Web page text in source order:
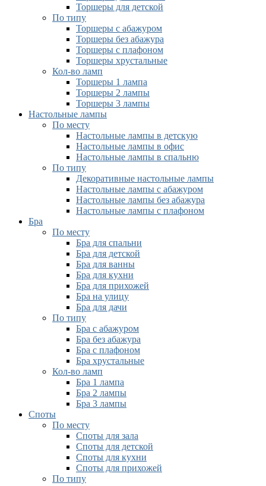
Торшеры для детской
По типу
Торшеры с абажуром
Торшеры без абажура
Торшеры с плафоном
Торшеры хрустальные
Кол-во ламп
Торшеры 1 лампа
Торшеры 2 лампы
Торшеры 3 лампы
Настольные лампы
По месту
Настольные лампы в детскую
Настольные лампы в офис
Настольные лампы в спальню
По типу
Декоративные настольные лампы
Настольные лампы с абажуром
Настольные лампы без абажура
Настольные лампы с плафоном
Бра
По месту
Бра для спальни
Бра для детской
Бра для ванны
Бра для кухни
Бра для прихожей
Бра на улицу
Бра для дачи
По типу
Бра с абажуром
Бра без абажура
Бра с плафоном
Бра хрустальные
Кол-во ламп
Бра 1 лампа
Бра 2 лампы
Бра 3 лампы
Споты
По месту
Споты для зала
Споты для детской
Споты для кухни
Споты для прихожей
По типу